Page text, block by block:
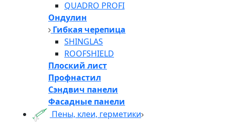
QUADRO PROFI
Ондулин
Гибкая черепица
SHINGLAS
ROOFSHIELD
Плоский лист
Профнастил
Сэндвич панели
Фасадные панели
Пены, клеи, герметики